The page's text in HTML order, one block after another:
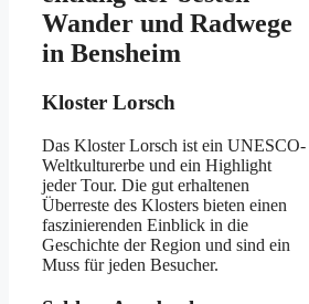
Wander und Radwege
in Bensheim
Kloster Lorsch
Das Kloster Lorsch ist ein UNESCO-
Weltkulturerbe und ein Highlight
jeder Tour. Die gut erhaltenen
Überreste des Klosters bieten einen
faszinierenden Einblick in die
Geschichte der Region und sind ein
Muss für jeden Besucher.